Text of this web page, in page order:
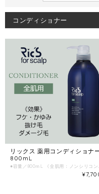
コンディショナー
リックス 薬用コンディショナ
800mL